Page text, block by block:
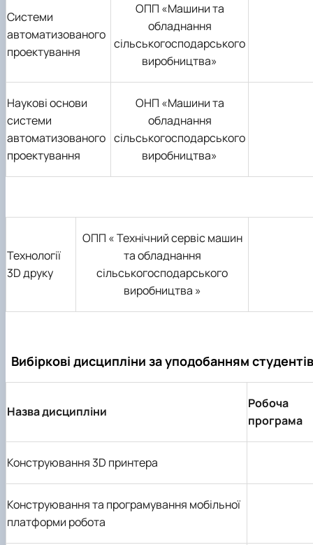
Системи
автоматизованого
проектування
ОПП «Машини та
обладнання
сільськогосподарського
виробництва»
Наукові основи
системи
автоматизованого
проектування
ОНП «Машини та
обладнання
сільськогосподарського
виробництва»
Технології
3D друку
ОПП «Технічний сервіс машин
та обладнання
сільськогосподарського
виробництва »
Вибіркові дисципліни за уподобанням студентів
Назва дисципліни
Робоча
програма
Конструювання 3D принтера
Конструювання та програмування мобільної
платформи робота